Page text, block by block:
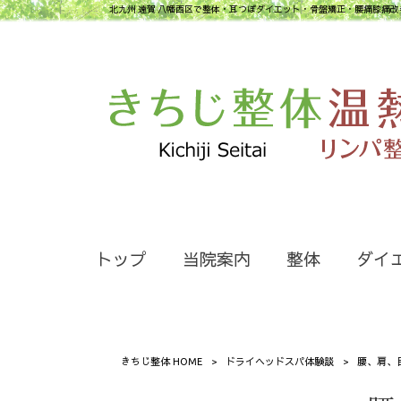
北九州 遠賀 八幡西区で整体・耳つぼダイエット・骨盤矯正・腰痛膝痛改
トップ 当院案内 整体 ダイ
きちじ整体 HOME > ドライヘッドスパ体験談 > 腰、肩、